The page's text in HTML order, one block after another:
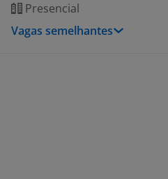
Presencial
Vagas semelhantes